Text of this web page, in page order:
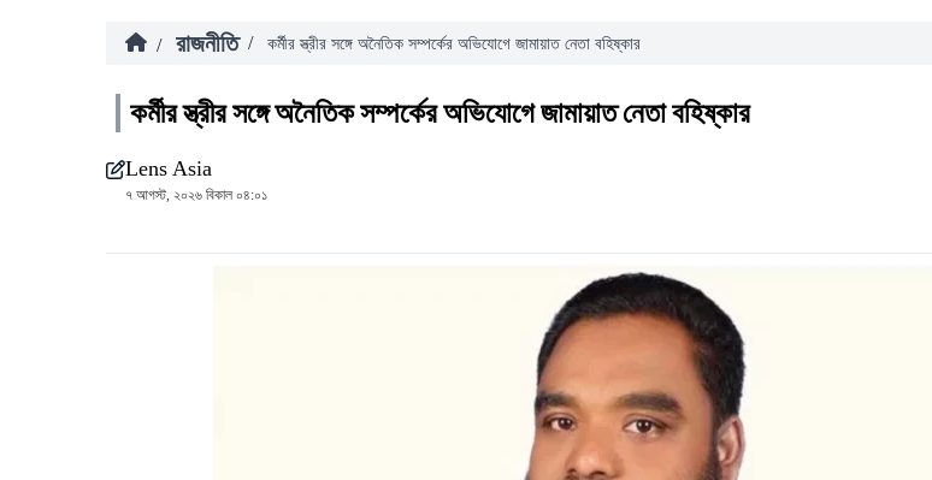
/ রাজনীতি / কর্মীর স্ত্রীর সঙ্গে অনৈতিক সম্পর্কের অভিযোগে জামায়াত নেতা বহিষ্কার
কর্মীর স্ত্রীর সঙ্গে অনৈতিক সম্পর্কের অভিযোগে জামায়াত নেতা বহিষ্কার
Lens Asia
৭ আগস্ট, ২০২৬ বিকাল ০৪:০১